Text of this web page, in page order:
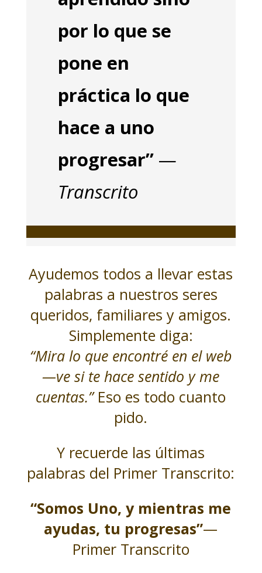
por lo que se
pone en
práctica lo que
hace a uno
progresar”—
Transcrito
Ayudemos todos a llevar estas
palabras a nuestros seres
queridos, familiares y amigos.
Simplemente diga:
“Mira lo que encontré en el web
—ve si te hace sentido y me
cuentas.”Eso es todo cuanto
pido.
Y recuerde las últimas
palabras del Primer Transcrito:
“Somos Uno, y mientras me
ayudas, tu progresas”—
Primer Transcrito